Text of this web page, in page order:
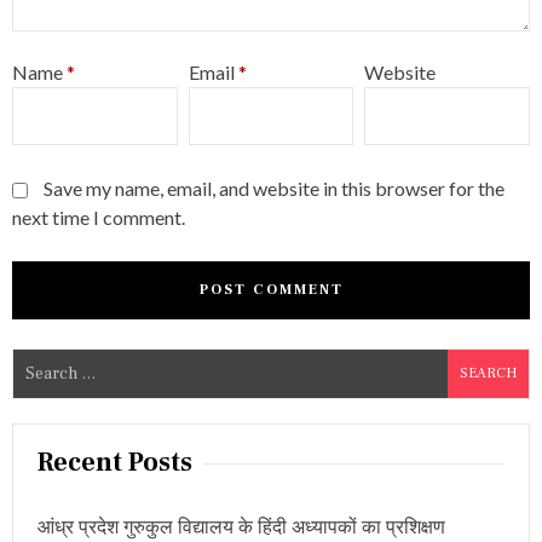
Name* Email* Website
Save my name, email, and website in this browser for the
next time I comment.
e
a
Recent Posts
आंध्र प्रदेश गुरुकुल विद्यालय के हिंदी अध्यापकों का प्रशिक्षण